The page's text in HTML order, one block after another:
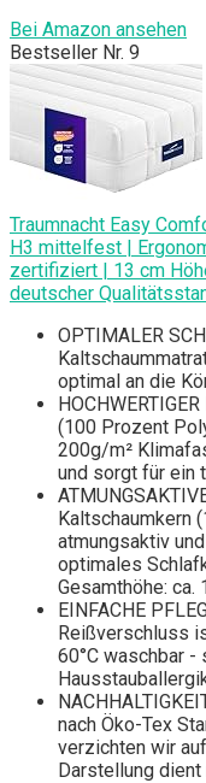
Bei Amazon ansehen
Bestseller Nr. 9
Traumnacht Easy
H3 mittelfest |
zertifiziert | 13 cm
deutscher
OPTIMALER
optimal an die
(100 Prozent
200g/m²
und sorgt für ein
Kaltschaumkern
atmungsaktiv
optimales
Gesamthöhe: ca.
EINFACHE
Reißverschluss
60°C waschbar
nach Öko-Tex
verzichten wir
Darstellung